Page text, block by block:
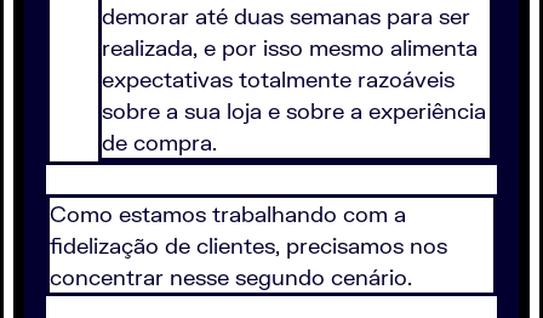
demorar até duas semanas para ser
realizada, e por isso mesmo alimenta
expectativas totalmente razoáveis
sobre a sua loja e sobre a experiência
de compra.
Como estamos trabalhando com a
fidelização de clientes, precisamos nos
concentrar nesse segundo cenário.